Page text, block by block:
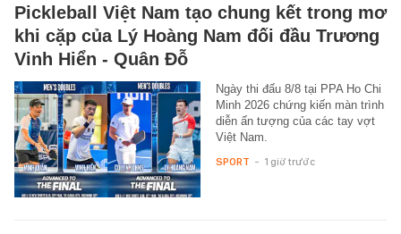
Pickleball Việt Nam tạo chung kết trong mơ
khi cặp của Lý Hoàng Nam đối đầu Trương
Vinh Hiển - Quân Đỗ
Ngày thi đấu 8/8 tại PPA Ho Chi
Minh 2026 chứng kiến màn trình
diễn ấn tượng của các tay vợt
Việt Nam.
SPORT - 1 giờ trước